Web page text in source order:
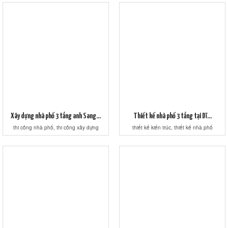
Xây dựng nhà phố 3 tầng anh Sang...
thi công nhà phố, thi công xây dựng
Thiết kế nhà phố 3 tầng tại Dĩ...
thiết kế kiến trúc, thiết kế nhà phố